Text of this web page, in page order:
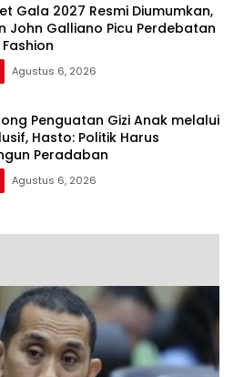
Gala 2027 Resmi Diumumkan,
John Galliano Picu Perdebatan
Agustus 6, 2026
Penguatan Gizi Anak melalui
Hasto: Politik Harus
Peradaban
Agustus 6, 2026